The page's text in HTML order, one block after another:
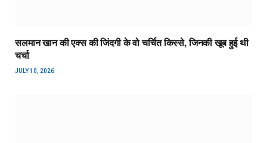
सलमान खान की एक्स की जिंदगी के वो चर्चित किस्से, जिनकी खूब हुई थी
चर्चा
JULY 10, 2026